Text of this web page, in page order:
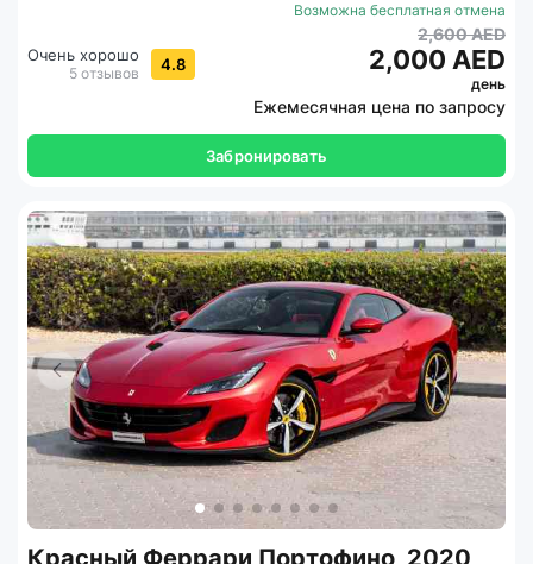
Очень хорошо
5 отзывов 4.8
Возможна бесплатная отмена
2,600 AED
2,000 AED
день
Ежемесячная цена по запросу
Забронировать
Красный Феррари Портофино, 2020